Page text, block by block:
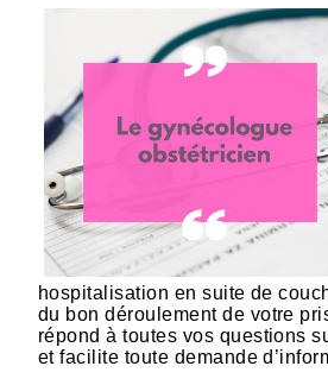
hospitalisation en suite de
du bon déroulement de votre
répond à toutes vos questions
et facilite toute demande